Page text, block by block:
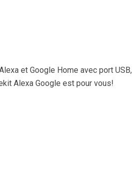
et Google Home avec port USB,
Alexa Google est pour vous!